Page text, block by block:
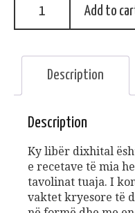
Add to
Description
Description
Ky libër dixhital
e recetave të mia
tavolinat tuaja. I
vaktet kryesore të